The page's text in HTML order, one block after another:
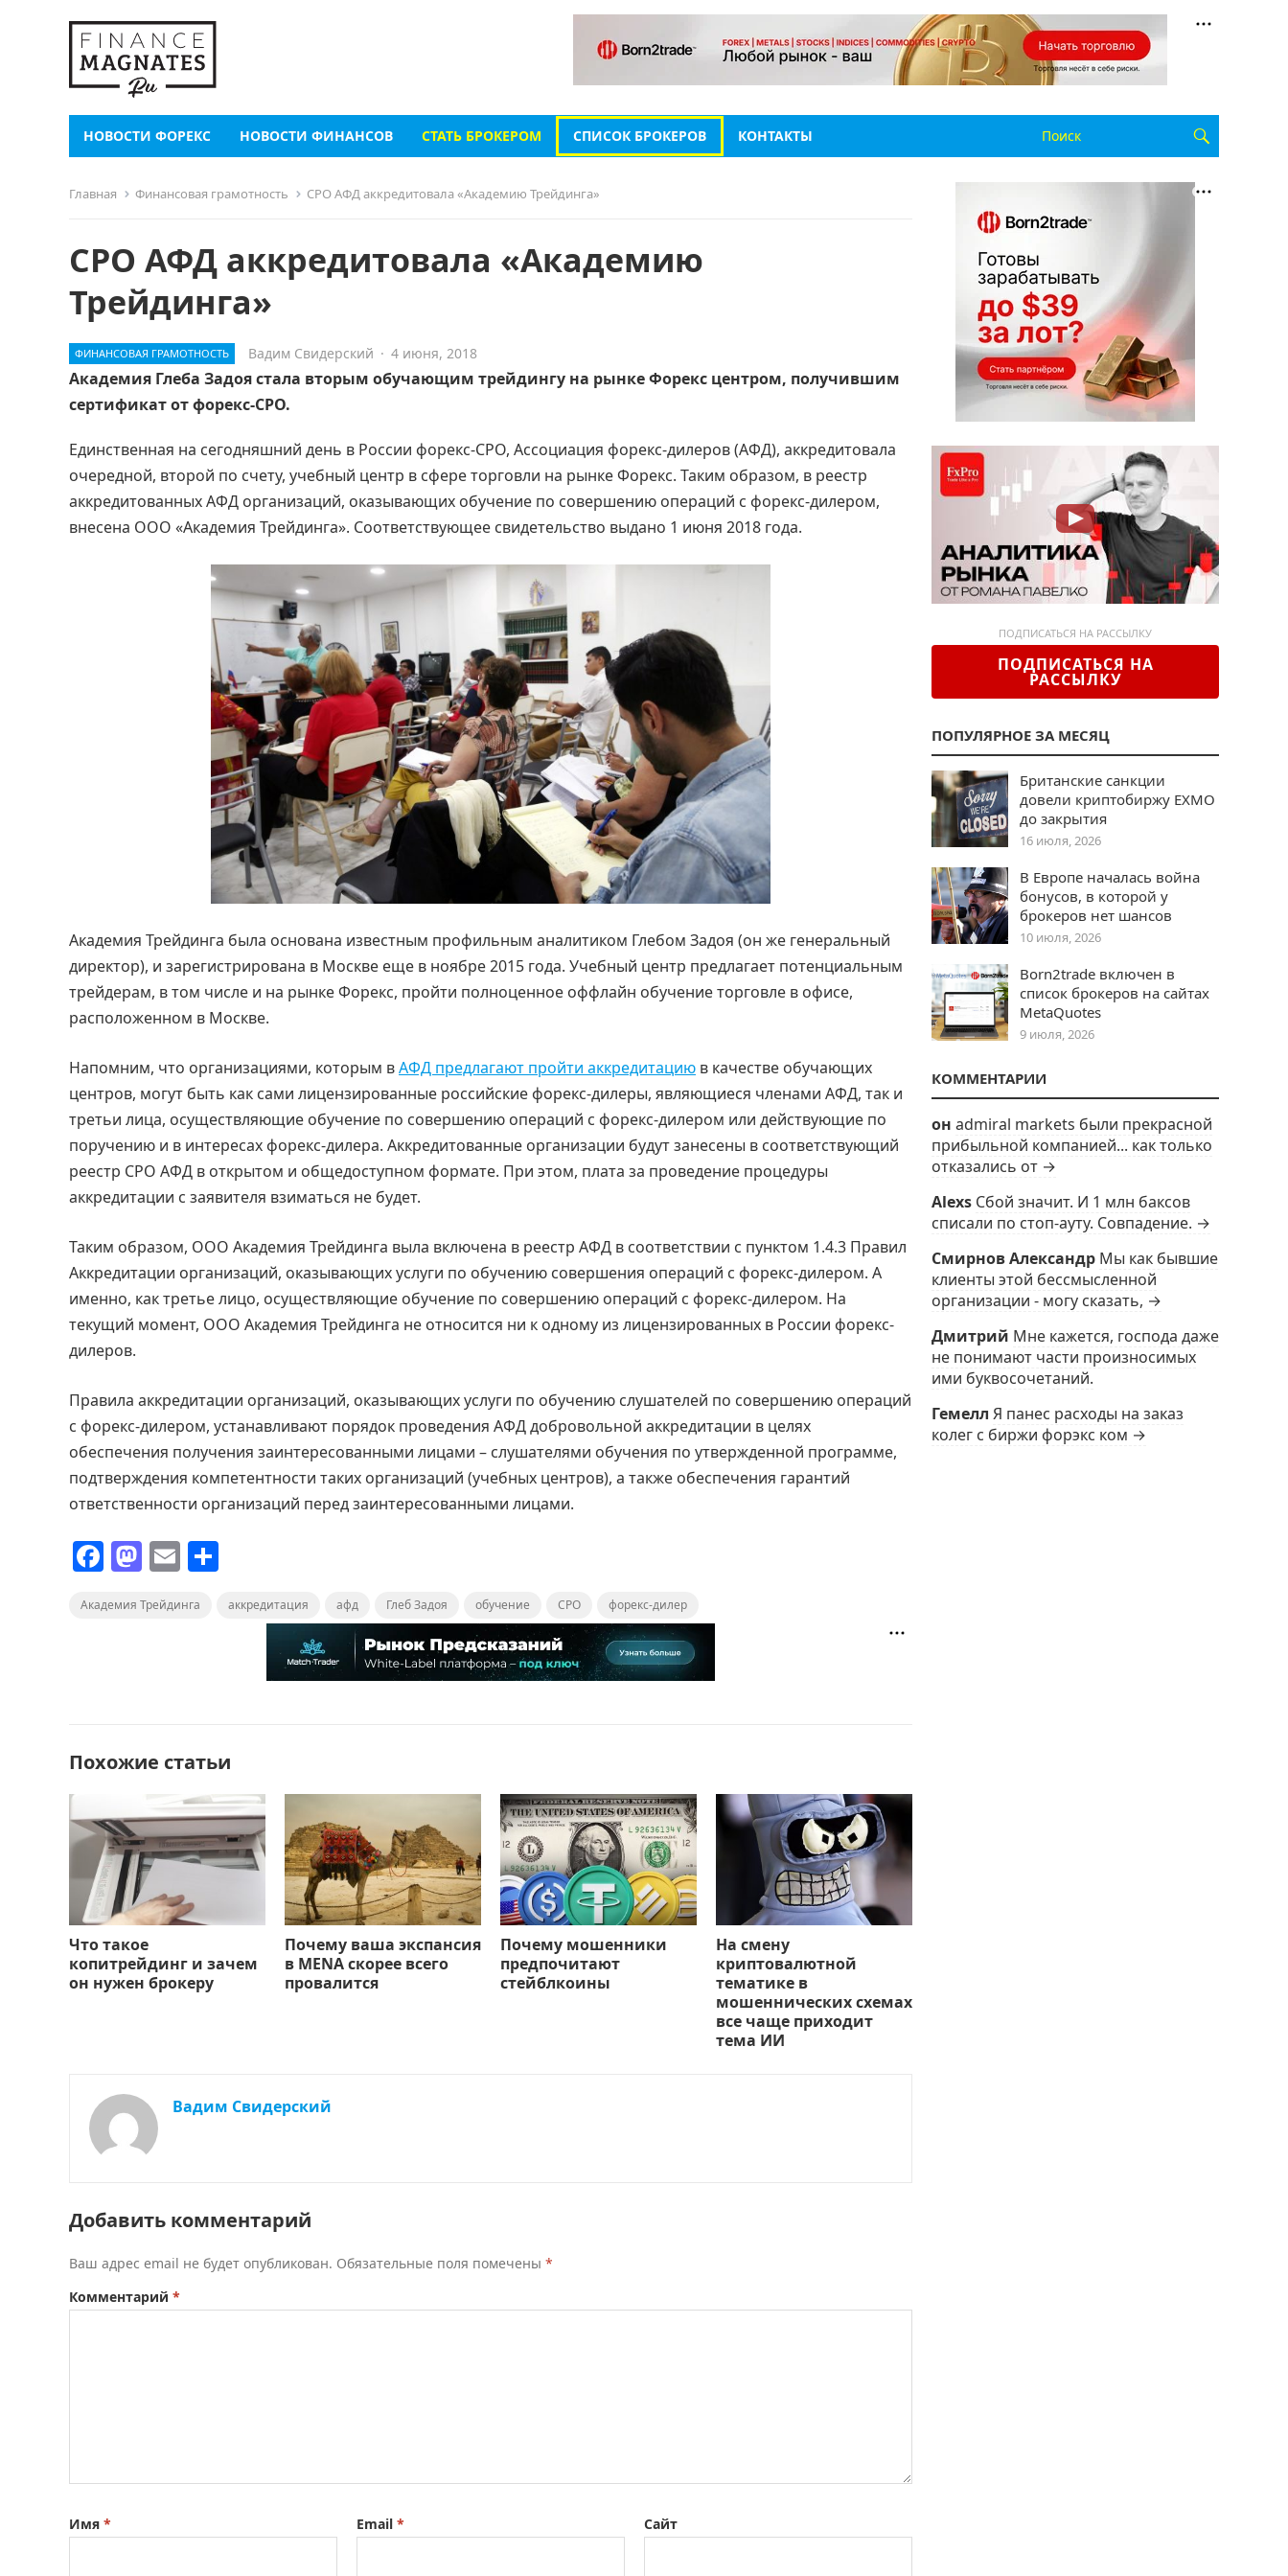
НОВОСТИ ФОРЕКС НОВОСТИ ФИНАНСОВ СТАТЬ БРОКЕРОМ СПИСОК БРОКЕРОВ КОНТАКТЫ
Главная Финансовая грамотность СРО АФД аккредитовала «Академию Трейдинга»
СРО АФД аккредитовала «Академию
Трейдинга»
ФИНАНСОВАЯ ГРАМОТНОСТЬ Вадим Свидерский · 4 июня, 2018
Академия Глеба Задоя стала вторым обучающим трейдингу на рынке Форекс центром, получившим
сертификат от форекс-СРО.
Единственная на сегодняшний день в России форекс-СРО, Ассоциация форекс-дилеров (АФД), аккредитовала
очередной, второй по счету, учебный центр в сфере торговли на рынке Форекс. Таким образом, в реестр
аккредитованных АФД организаций, оказывающих обучение по совершению операций с форекс-дилером,
внесена ООО «Академия Трейдинга». Соответствующее свидетельство выдано 1 июня 2018 года.
Академия Трейдинга была основана известным профильным аналитиком Глебом Задоя (он же генеральный
директор), и зарегистрирована в Москве еще в ноябре 2015 года. Учебный центр предлагает потенциальным
трейдерам, в том числе и на рынке Форекс, пройти полноценное оффлайн обучение торговле в офисе,
расположенном в Москве.
Напомним, что организациями, которым вАФД предлагают пройти аккредитацию в качестве обучающих
центров, могут быть как сами лицензированные российские форекс-дилеры, являющиеся членами АФД, так и
третьи лица, осуществляющие обучение по совершению операций с форекс-дилером или действующие по
поручению и в интересах форекс-дилера. Аккредитованные организации будут занесены в соответствующий
реестр СРО АФД в открытом и общедоступном формате. При этом, плата за проведение процедуры
аккредитации с заявителя взиматься не будет.
Таким образом, ООО Академия Трейдинга выла включена в реестр АФД в соответствии с пунктом 1.4.3 Правил
Аккредитации организаций, оказывающих услуги по обучению совершения операций с форекс-дилером. А
именно, как третье лицо, осуществляющие обучение по совершению операций с форекс-дилером. На
текущий момент, ООО Академия Трейдинга не относится ни к одному из лицензированных в России форекс-
дилеров.
Правила аккредитации организаций, оказывающих услуги по обучению слушателей по совершению операций
с форекс-дилером, устанавливают порядок проведения АФД добровольной аккредитации в целях
обеспечения получения заинтересованными лицами – слушателями обучения по утвержденной программе,
подтверждения компетентности таких организаций (учебных центров), а также обеспечения гарантий
ответственности организаций перед заинтересованными лицами.
F
c
k
M
st
E
ai п
т
ь
Академия Трейдинга аккредитация афд Глеб Задоя обучение СРО форекс-дилер
Похожие статьи
Что такое
копитрейдинг и зачем
он нужен брокеру
Почему ваша экспансия
в MENA скорее всего
провалится
Почему мошенники
предпочитают
стейблкоины
На смену
криптовалютной
тематике в
мошеннических схемах
все чаще приходит
тема ИИ
Вадим Свидерский
Добавить комментарий
Ваш адрес email не будет опубликован. Обязательные поля помечены *
Комментарий *
Имя * Email * Сайт
ПОДПИСАТЬСЯ НА РАССЫЛКУ
ПОДПИСАТЬСЯ НА
РАССЫЛКУ
ПОПУЛЯРНОЕ ЗА МЕСЯЦ
Британские санкции
довели криптобиржу EXMO
до закрытия
16 июля, 2026
В Европе началась война
бонусов, в которой у
брокеров нет шансов
10 июля, 2026
Born2trade включен в
список брокеров на сайтах
MetaQuotes
9 июля, 2026
КОММЕНТАРИИ
он admiral markets были прекрасной
прибыльной компанией... как только
отказались от →
Alexs Сбой значит. И 1 млн баксов
списали по стоп-ауту. Совпадение. →
Смирнов Александр Мы как бывшие
клиенты этой бессмысленной
организации - могу сказать, →
Дмитрий Мне кажется, господа даже
не понимают части произносимых
ими буквосочетаний.
Гемелл Я панес расходы на заказ
колег с биржи форэкс ком →